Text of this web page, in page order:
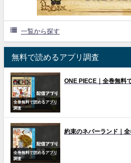
一覧から探す
無料で読めるアプリ調査
全巻無料で読めるアプリ
調査
ONE PIECE｜全巻無料
全巻無料で読めるアプリ
調査
約束のネバーランド｜